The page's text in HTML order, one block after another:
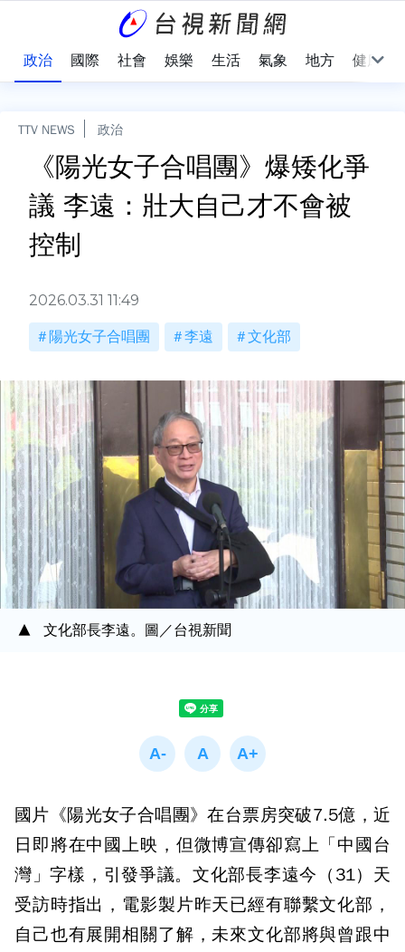
政治 國際 社會 娛樂 生活 氣象 地方 健康
TTV NEWS 政治
《陽光女子合唱團》爆矮化爭
議 李遠：壯大自己才不會被
控制
2026.03.31 11:49
陽光女子合唱團 李遠 文化部
文化部長李遠。圖／台視新聞
國片《陽光女子合唱團》在台票房突破7.5億，近
日即將在中國上映，但微博宣傳卻寫上「中國台
灣」字樣，引發爭議。文化部長李遠今（31）天
受訪時指出，電影製片昨天已經有聯繫文化部，
自己也有展開相關了解，未來文化部將與曾跟中